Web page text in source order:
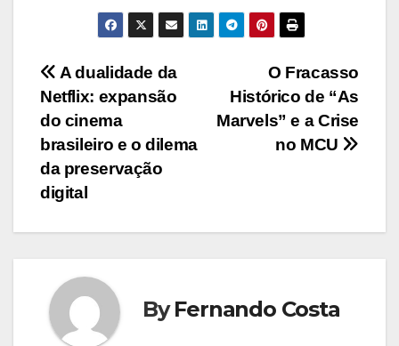
Navegação
de
artigos
O Fracasso
Histórico de “As
Marvels” e a Crise
no MCU
A dualidade da
Netflix: expansão
do cinema
brasileiro e o dilema
da preservação
digital
ByFernando Costa